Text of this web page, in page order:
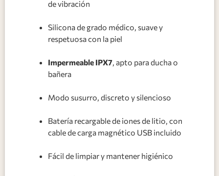
de vibración
Silicona de grado médico, suave y
respetuosa con la piel
Impermeable IPX7, apto para ducha o
bañera
Modo susurro, discreto y silencioso
Batería recargable de iones de litio, con
cable de carga magnético USB incluido
Fácil de limpiar y mantener higiénico